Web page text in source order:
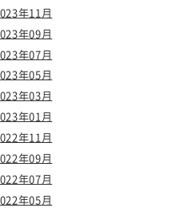
年11月
年09月
年07月
年05月
年03月
年01月
年11月
年09月
年07月
年05月